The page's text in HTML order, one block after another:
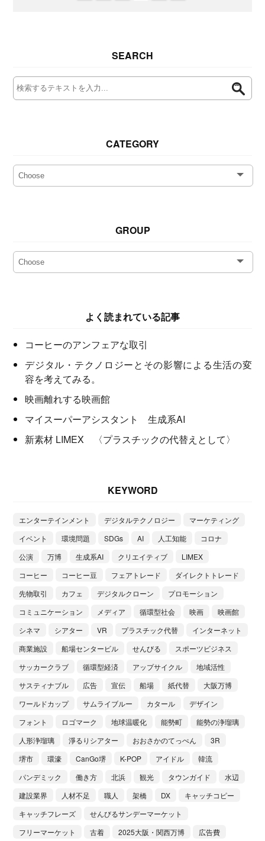
SEARCH
CATEGORY
GROUP
よく読まれている記事
コーヒーのアンフェアな取引
デジタル・テクノロジーとその影響による生活の変
容を考えてみる。
映画離れする映画館
マイスーパーアシスタント 生成系AI
新素材 LIMEX 〈プラスチックの代替えとして〉
KEYWORD
エンターテインメント デジタルテクノロジー
マーケティング
イベント
環境問題 SDGs AI 人工知能
コロナ
公演
万博 生成系AI クリエイティブ
LIMEX
コーヒー
コーヒー豆 フェアトレード
ダイレクトトレード
先物取引
カフェ デジタルクローン
プロモーション
コミュニケーション
メディア 循環型社会 映画
映画館
シネマ
シアター VR プラスチック代替
インターネット
商業施設
船場センタービル せんびる
スポーツビジネス
サッカークラブ
循環型経済 アップサイクル
地域活性
サスティナブル
広告 宣伝 船場 紙代替
大阪万博
ワールドカップ
サムライブルー カタール
デザイン
フォント
ロゴマーク 地球温暖化 能勢町
能勢の浄瑠璃
人形浄瑠璃
淨るりシアター おおさかのてっぺん
3R
堺市
環濠 CanGo堺 K-POP アイドル
韓流
パンデミック
働き方 北浜 観光 タウンガイド
水辺
建設業界
人材不足 職人 架橋 DX
キャッチコピー
キャッチフレーズ
せんびるサンデーマーケット
フリーマーケット
古着 2025大阪・関西万博
広告費